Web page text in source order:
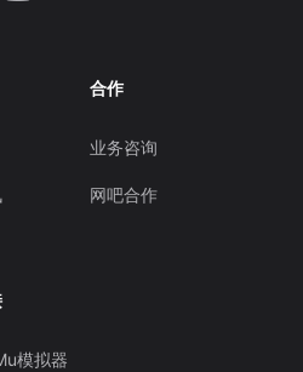
合作
业务咨询
网吧合作
模拟器